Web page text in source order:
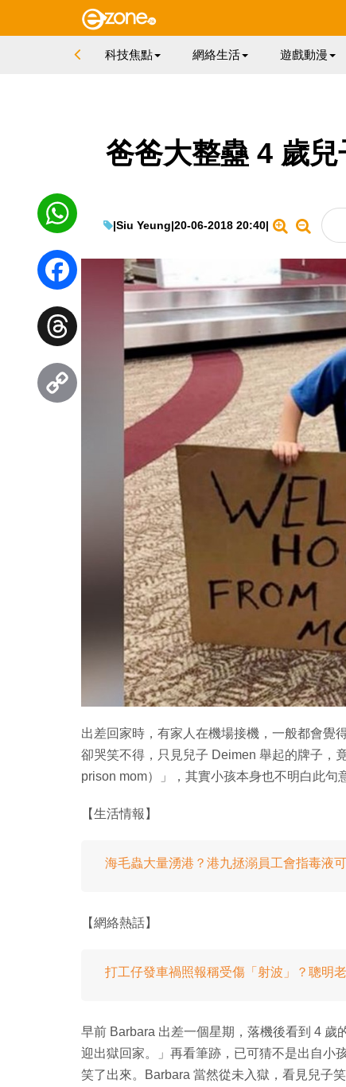
科技焦點 網絡生活 遊戲動漫
爸爸大整蠱 4 歲
|Siu Yeung|20-06-2018 20:40|
出差回家時，有家人在機場接機，一般都會覺
卻哭笑不得，只見兒子 Deimen 舉起的牌子，
prison mom）」，其實小孩本身也不明白此句
【生活情報】
海毛蟲大量湧港？港九拯溺員工會指毒液
【網絡熱話】
打工仔發車禍照報稱受傷「射波」？聰明
早前 Barbara 出差一個星期，落機後看到 4 歲
迎出獄回家。」再看筆跡，已可猜不是出自小
笑了出來。Barbara 當然從未入獄，看見兒子
WhatsApp
Facebook
Threads